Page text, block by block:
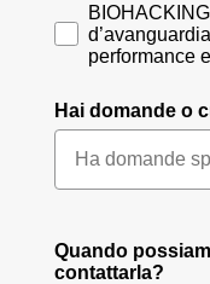
performance
Hai domande o
Quando
contattarla?